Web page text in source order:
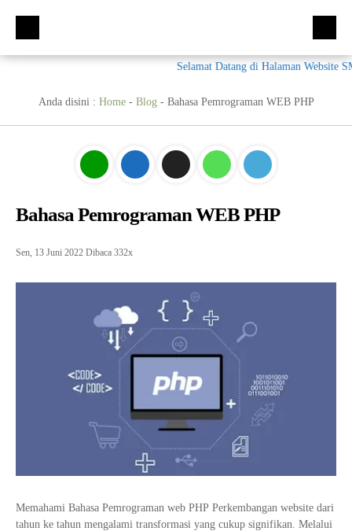
Kompetensi Keahlian
Multimedia (MM)
Tata Busana (TB)
Akuntansi Dan Keuangan Lembaga (AKL)
Otomatisasi dan Tata Kelola Perkantoran (OTKP)
Fasilitas
Galeri
Video
Materi + Tugas
Kumpulan Soal
Materi Komputer dan Jaringan Dasar
Materi Pemograman Dasar
Sistem Komputer
Tata Busana
Bisnis Daring dan Pemasaran
Humas
Selamat Datang di Halaman Website SMK
Anda disini : Home- Blog- Bahasa Pemrograman WEB PHP
Bahasa Pemrograman WEB PHP
Sen, 13 Juni 2022 Dibaca 332x
Memahami Bahasa Pemrograman web PHP Perkembangan website dari
tahun ke tahun mengalami transformasi yang cukup signifikan. Melalui